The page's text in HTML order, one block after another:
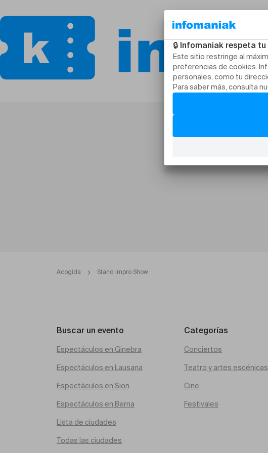
Acogida Stand Impro Show
Buscar un evento
Espectáculos en Ginebra
Espectáculos en Lausana
Espectáculos en Sion
Espectáculos en Berna
Lista de ciudades
Todas las ciudades
Categorías
Conciertos
Teatro y artes escénicas
Cine
Festivales